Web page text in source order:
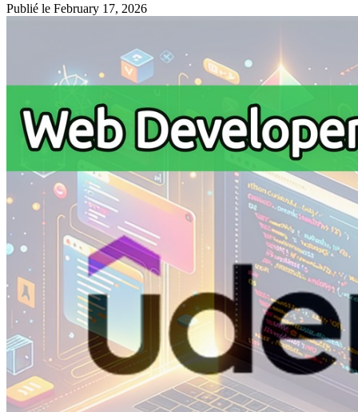
Publié le February 17, 2026